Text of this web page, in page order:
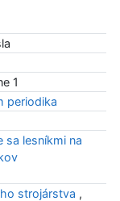
1
periodika
sa lesníkmi na
strojárstva ,